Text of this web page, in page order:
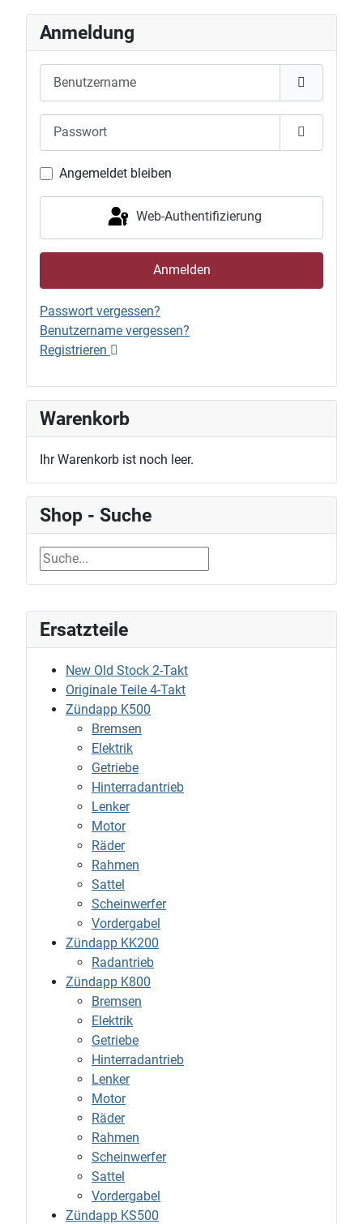
Ersatzteile
New Old Stock 2-Takt
Originale Teile 4-Takt
Zündapp K500
Bremsen
Elektrik
Getriebe
Hinterradantrieb
Lenker
Motor
Räder
Rahmen
Sattel
Scheinwerfer
Vordergabel
Zündapp KK200
Radantrieb
Zündapp K800
Bremsen
Elektrik
Getriebe
Hinterradantrieb
Lenker
Motor
Räder
Rahmen
Scheinwerfer
Sattel
Vordergabel
Zündapp KS500
Anmeldung
Passwort
Angemeldet bleiben
Web-Authentifizierung
Anmelden
Passwort vergessen?
Benutzername vergessen?
Registrieren
Warenkorb
Ihr Warenkorb ist noch leer.
Shop - Suche